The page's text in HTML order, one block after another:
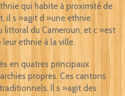
qui habite à proximité de
il s »agit d »une ethnie
littoral du Cameroun, et c »est
ethnie à la ville.
en quatres principaux
propres. Ces cantons
Il s »agit des